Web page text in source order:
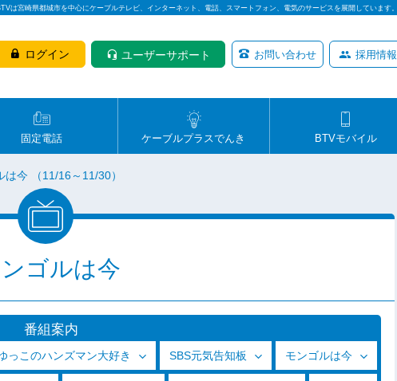
は宮崎県都城市を中心にケーブルテレビ、インターネット、電話、スマートフォン、電気のサービスを展開しています。
ログイン ユーザーサポート お問い合わせ 採用情報
固定電話 ケーブルプラスでんき BTVモバイル
は今 （11/16～11/30）
ゴルは今
番組案内
っこのハンズマン大好き SBS元気告知板 モンゴルは今